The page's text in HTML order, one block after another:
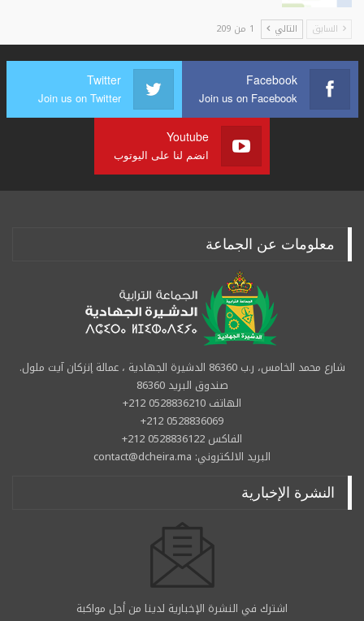
السابق التالي 1 من 209
Facebook
Join us on Facebook
Twitter
Join us on Twitter
Youtube
انضم لنا على اليوتوب
معلومات عن الجماعة
شارع محمد الخامس، ر.ب 86360 الدشيرة الجهادية ، عمالة إنزكان آيت ملول.
صندوق البريد 86360
الهاتف 0528836210 212+
0528836069 212+
الفاكس 0528836122 212+
البريد الالكتروني: contact@dcheira.ma
النشرة الإخبارية
اشترك في النشرة الإخبارية لدينا من أجل مواكبة